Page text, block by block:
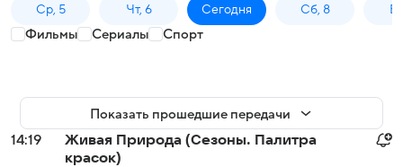
Ср, 5 Чт, 6 Сегодня Сб, 8
Фильмы Сериалы Спорт
Показать прошедшие передачи
14:19
Живая Природа (Сезоны. Палитра
красок)